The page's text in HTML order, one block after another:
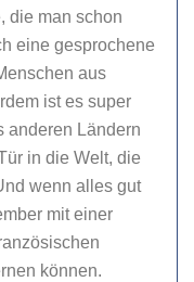
die man schon
eine gesprochene
aus
ist es super
anderen Ländern
in die Welt, die
wenn alles gut
mit einer
können.